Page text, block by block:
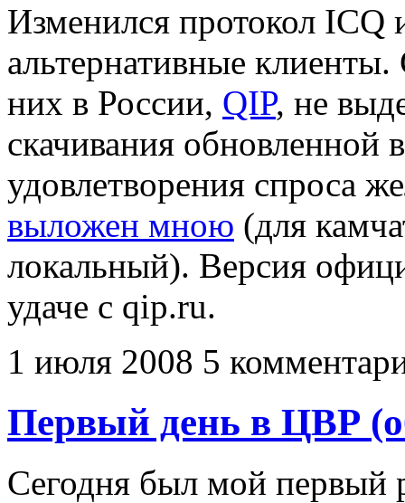
Изменился протокол ICQ
альтернативные
них в России, QIP, не
скачивания обновленной
удовлетворения спроса
выложен мною (для
локальный). Версия
удаче с qip.ru.
1 июля 2008 5
Первый день в ЦВР
Сегодня был мой первый